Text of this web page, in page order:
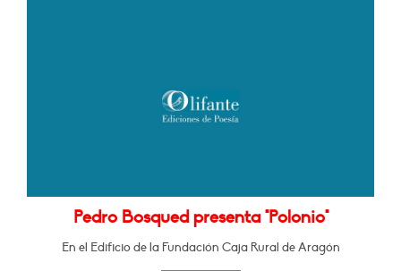
Pedro Bosqued presenta "Polonio"
En el Edificio de la Fundación Caja Rural de Aragón